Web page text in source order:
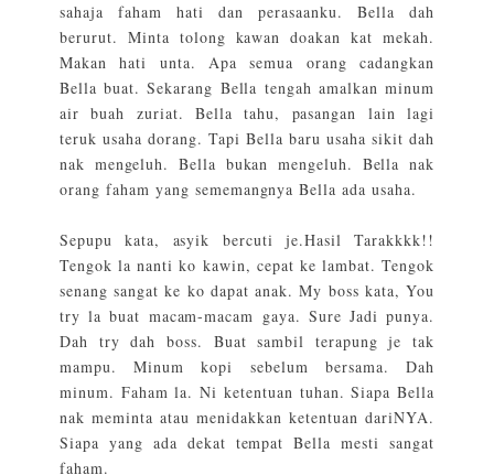
sahaja faham hati dan perasaanku. Bella dah
berurut. Minta tolong kawan doakan kat mekah.
Makan hati unta. Apa semua orang cadangkan
Bella buat. Sekarang Bella tengah amalkan minum
air buah zuriat. Bella tahu, pasangan lain lagi
teruk usaha dorang. Tapi Bella baru usaha sikit dah
nak mengeluh. Bella bukan mengeluh. Bella nak
orang faham yang sememangnya Bella ada usaha.
Sepupu kata, asyik bercuti je.Hasil Tarakkkk!!
Tengok la nanti ko kawin, cepat ke lambat. Tengok
senang sangat ke ko dapat anak. My boss kata, You
try la buat macam-macam gaya. Sure Jadi punya.
Dah try dah boss. Buat sambil terapung je tak
mampu. Minum kopi sebelum bersama. Dah
minum. Faham la. Ni ketentuan tuhan. Siapa Bella
nak meminta atau menidakkan ketentuan dariNYA.
Siapa yang ada dekat tempat Bella mesti sangat
faham.